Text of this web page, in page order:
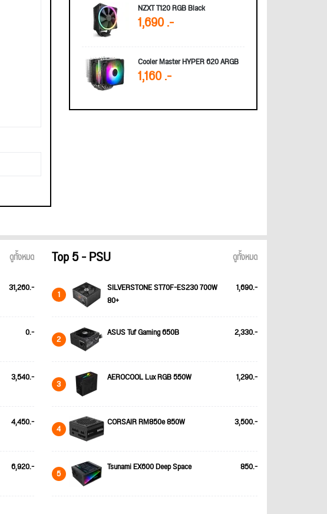
NZXT T120 RGB Black
1,690 .-
Cooler Master HYPER 620 ARGB
1,160 .-
ดูทั้งหมด
31,260.-
0.-
3,540.-
4,450.-
6,920.-
Top 5 - PSU ดูทั้งหมด
1
SILVERSTONE ST70F-ES230 700W
80+
1,690.-
2 ASUS Tuf Gaming 650B 2,330.-
3 AEROCOOL Lux RGB 550W 1,290.-
4 CORSAIR RM850e 850W 3,500.-
5 Tsunami EX600 Deep Space 850.-